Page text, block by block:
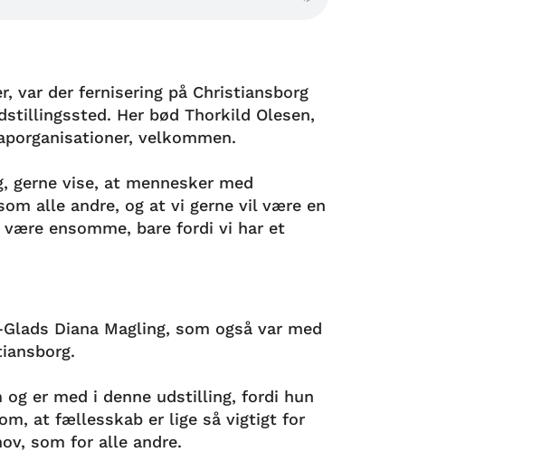
var der fernisering på Christiansborg
Her bød Thorkild Olesen,
velkommen.
gerne vise, at mennesker med
alle andre, og at vi gerne vil være en
ensomme, bare fordi vi har et
Diana Magling, som også var med
og er med i denne udstilling, fordi hun
at fællesskab er lige så vigtigt for
som for alle andre.